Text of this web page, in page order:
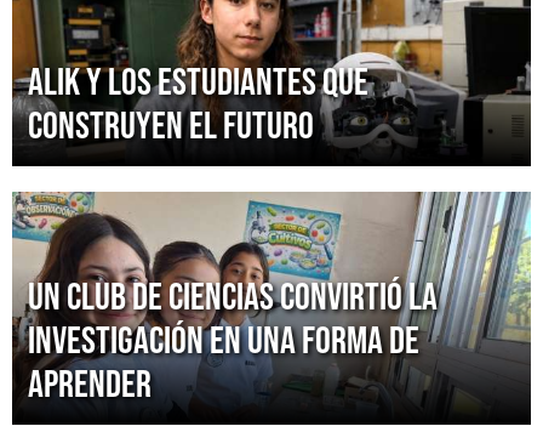
ALIK y los estudiantes que
construyen el futuro
Un Club de Ciencias convirtió la
investigación en una forma de
aprender